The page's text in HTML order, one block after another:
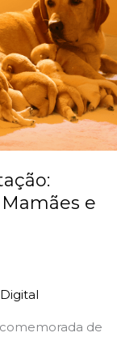
e
de